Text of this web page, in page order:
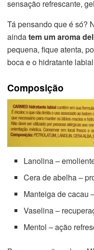
sensação refrescante,
Tá pensando que é só?
aindatem um aroma
pequena, fique atenta,
boca e o hidratante
Composição
Lanolina –
Cera de abelha –
Manteiga de cacau
Vaselina –
Mentol – ação